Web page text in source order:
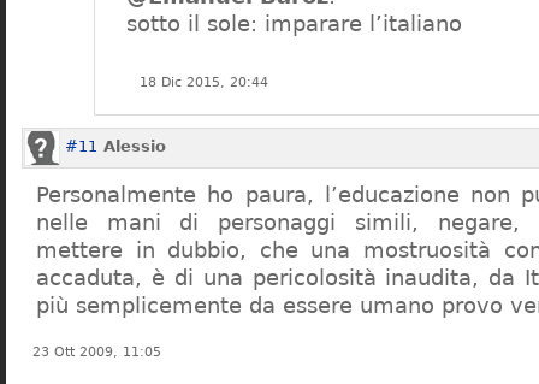
sotto il sole: imparare l’italiano
18 Dic 2015, 20:44
#11 Alessio
Personalmente ho paura, l’educazione non
nelle mani di personaggi simili, negare,
mettere in dubbio, che una mostruosità
accaduta, è di una pericolosità inaudita, da
più semplicemente da essere umano provo
23 Ott 2009, 11:05